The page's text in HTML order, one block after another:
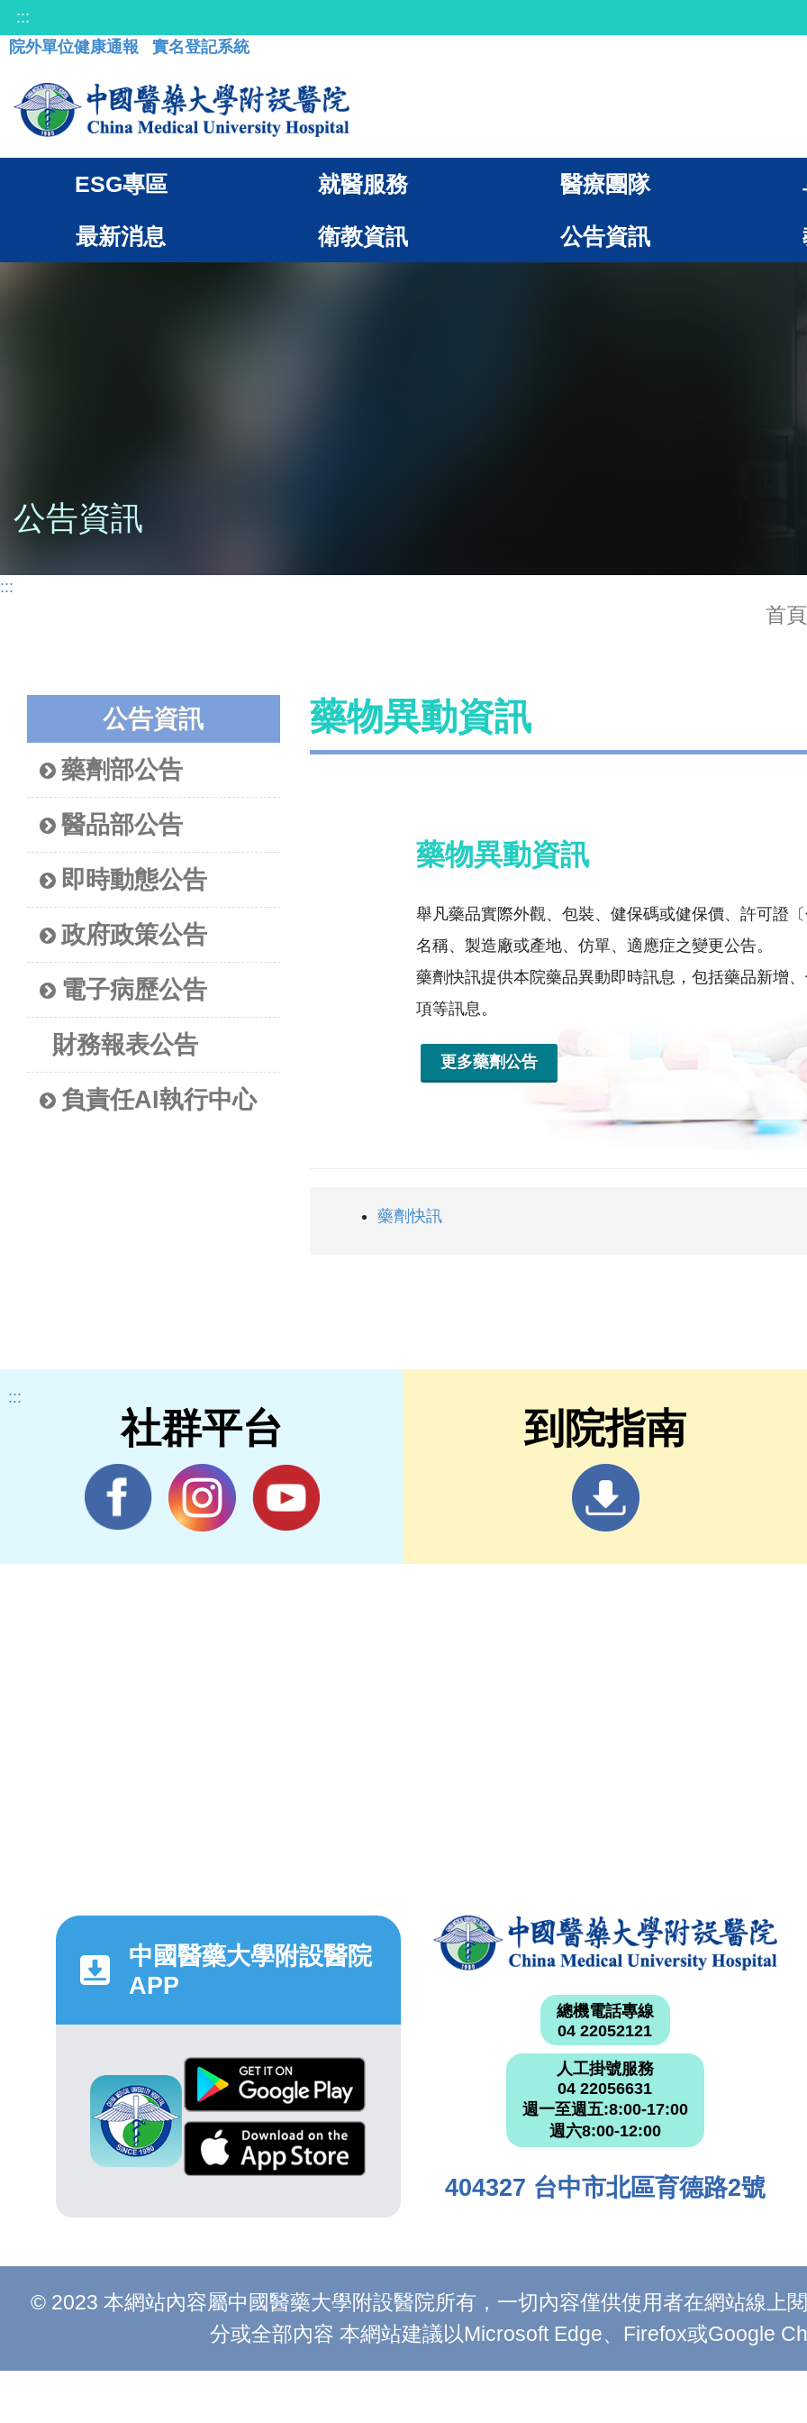
:::
院外單位健康通報
實名登記系統
ESG專區 就醫服務 醫療團隊
最新消息 衛教資訊 公告資訊
公告資訊
:::
首頁
公告資訊
藥劑部公告
醫品部公告
即時動態公告
政府政策公告
電子病歷公告
財務報表公告
負責任AI執行中心
藥物異動資訊
藥物異動資訊
舉凡藥品實際外觀、包裝、健保碼或健保價、許可證
名稱、製造廠或產地、仿單、適應症之變更公告。
藥劑快訊提供本院藥品異動即時訊息，包括藥品新增
項等訊息。
更多藥劑公告
藥劑快訊
:::
社群平台 到院指南
中國醫藥大學附設醫院
APP
總機電話專線
04 22052121
人工掛號服務
04 22056631
週一至週五:8:00-17:00
週六8:00-12:00
404327 台中市北區育德路2號
© 2023 本網站內容屬中國醫藥大學附設醫院所有，一切內容僅供使用者在網站線上
分或全部內容 本網站建議以Microsoft Edge、Firefox或Google